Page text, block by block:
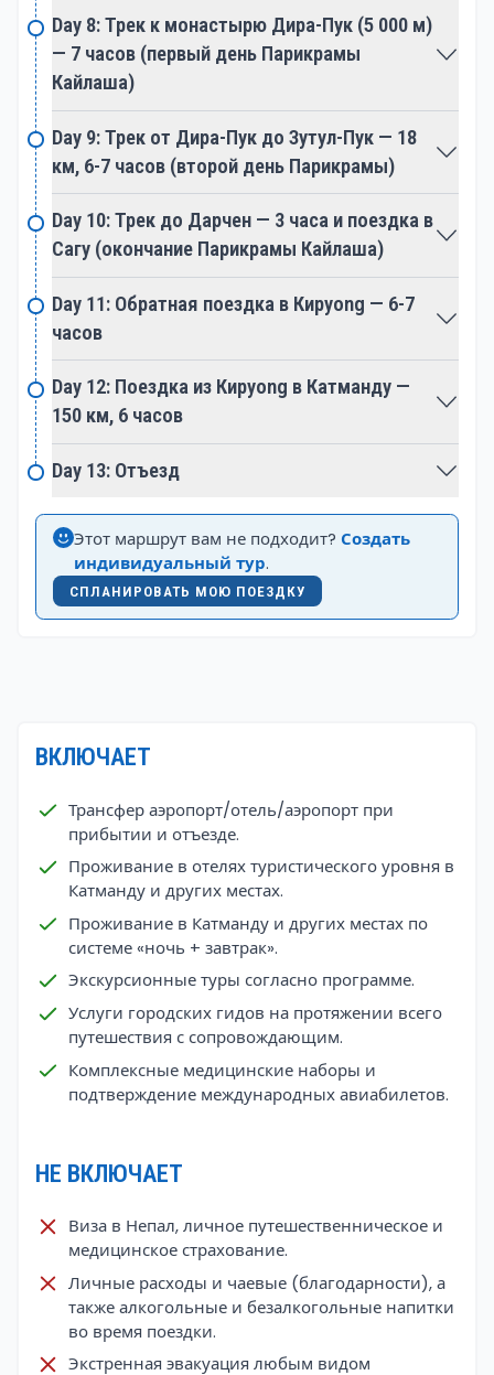
Day 8: Трек к монастырю Дира-Пук (5 000 м)
— 7 часов (первый день Парикрамы
Кайлаша)
Day 9: Трек от Дира-Пук до Зутул-Пук — 18
км, 6-7 часов (второй день Парикрамы)
Day 10: Трек до Дарчен — 3 часа и поездка в
Сагу (окончание Парикрамы Кайлаша)
Day 11: Обратная поездка в Кируong — 6-7
часов
Day 12: Поездка из Кируong в Катманду —
150 км, 6 часов
Day 13: Отъезд
Этот маршрут вам не подходит? Создать
индивидуальный тур.
СПЛАНИРОВАТЬ МОЮ ПОЕЗДКУ
ВКЛЮЧАЕТ
Трансфер аэропорт/отель/аэропорт при
прибытии и отъезде.
Проживание в отелях туристического уровня в
Катманду и других местах.
Проживание в Катманду и других местах по
системе «ночь + завтрак».
Экскурсионные туры согласно программе.
Услуги городских гидов на протяжении всего
путешествия с сопровождающим.
Комплексные медицинские наборы и
подтверждение международных авиабилетов.
НЕ ВКЛЮЧАЕТ
Виза в Непал, личное путешественническое и
медицинское страхование.
Личные расходы и чаевые (благодарности), а
также алкогольные и безалкогольные напитки
во время поездки.
Экстренная эвакуация любым видом